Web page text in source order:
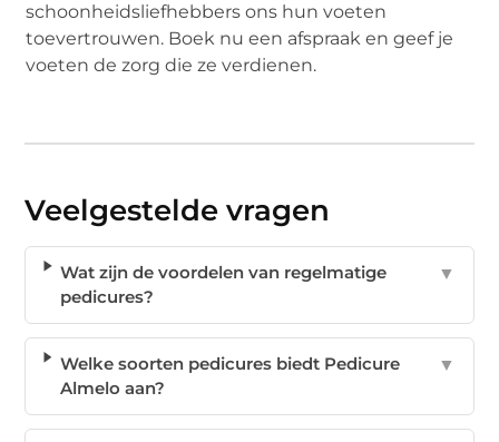
schoonheidsliefhebbers ons hun voeten
toevertrouwen. Boek nu een afspraak en geef je
voeten de zorg die ze verdienen.
Veelgestelde vragen
Wat zijn de voordelen van regelmatige
pedicures?
▼
Welke soorten pedicures biedt Pedicure
Almelo aan?
▼